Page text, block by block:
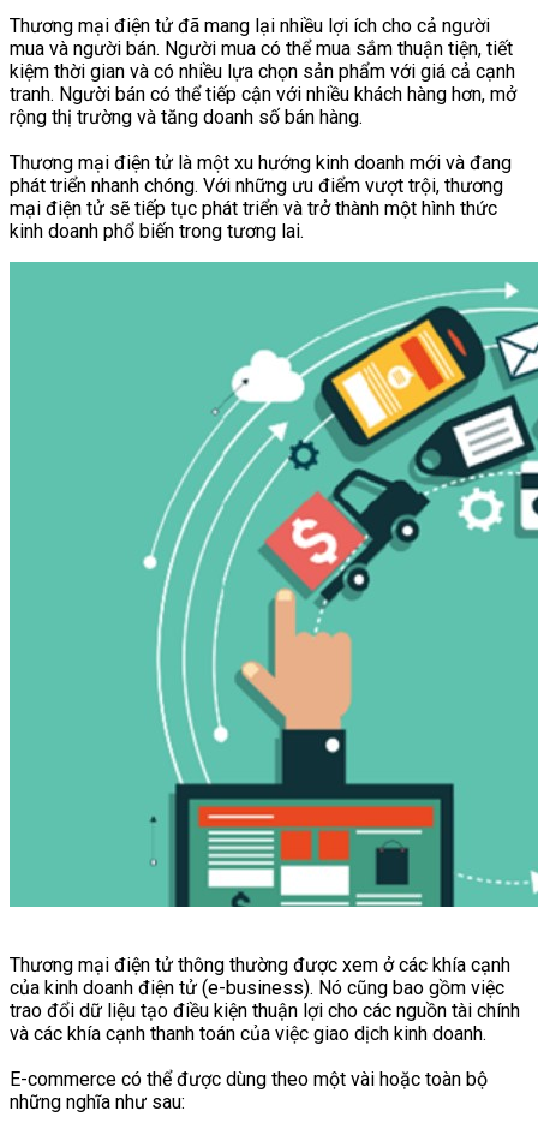
Thương mại điện tử đã mang lại nhiều lợi ích cho cả người
mua và người bán. Người mua có thể mua sắm thuận tiện, tiết
kiệm thời gian và có nhiều lựa chọn sản phẩm với giá cả cạnh
tranh. Người bán có thể tiếp cận với nhiều khách hàng hơn, mở
rộng thị trường và tăng doanh số bán hàng.
Thương mại điện tử là một xu hướng kinh doanh mới và đang
phát triển nhanh chóng. Với những ưu điểm vượt trội, thương
mại điện tử sẽ tiếp tục phát triển và trở thành một hình thức
kinh doanh phổ biến trong tương lai.
Thương mại điện tử thông thường được xem ở các khía cạnh
của kinh doanh điện tử (e-business). Nó cũng bao gồm việc
trao đổi dữ liệu tạo điều kiện thuận lợi cho các nguồn tài chính
và các khía cạnh thanh toán của việc giao dịch kinh doanh.
E-commerce có thể được dùng theo một vài hoặc toàn bộ
những nghĩa như sau: